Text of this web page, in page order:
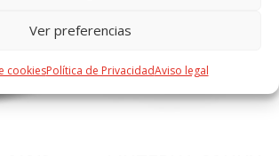
Ver preferencias
cookiesPolítica de PrivacidadAviso legal